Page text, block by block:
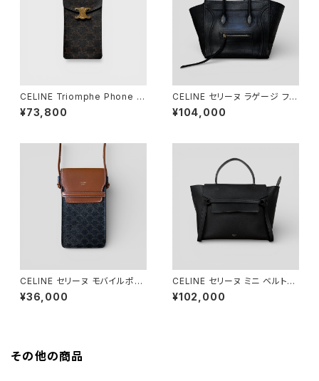
CELINE Triomphe Phone P
ouch Triomphe Canvas
¥73,800
CELINE セリーヌ ラゲージ ファ
ントム クロコダイル エンボスド
カーフスキン ブラック 169953
¥104,000
CELINE セリーヌ モバイルポー
チ トリオンフキャンバス&ラムス
キン タン
¥36,000
CELINE セリーヌ ミニ ベルトバ
ッグ ブラック
¥102,000
その他の商品